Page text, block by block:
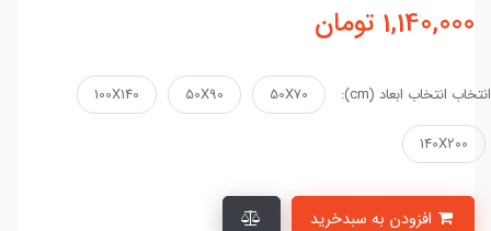
1,140,000 تومان
انتخاب انتخاب ابعاد (cm): 50X70
50X90
100X140
140X200